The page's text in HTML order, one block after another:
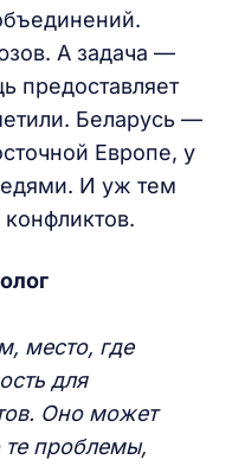
А задача —
предоставляет
Беларусь —
Европе, у
И уж тем
место, где
для
Оно может
те проблемы,